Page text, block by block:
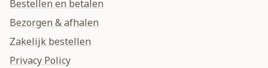
Bestellen en betalen
Bezorgen & afhalen
Zakelijk bestellen
Privacy Policy